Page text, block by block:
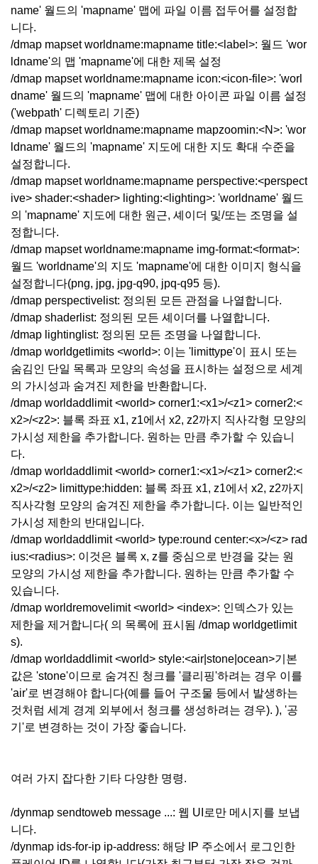
name' 월드의 'mapname' 맵에 파일 이름 접두어를 설정합
니다.
/dmap mapset worldname:mapname title:<label>: 월드 'wor
ldname'의 맵 'mapname'에 대한 제목 설정
/dmap mapset worldname:mapname icon:<icon-file>: 'worl
dname' 월드의 'mapname' 맵에 대한 아이콘 파일 이름 설정
('webpath' 디렉토리 기준)
/dmap mapset worldname:mapname mapzoomin:<N>: 'wor
ldname' 월드의 'mapname' 지도에 대한 지도 확대 수준을
설정합니다.
/dmap mapset worldname:mapname perspective:<perspect
ive> shader:<shader> lighting:<lighting>: 'worldname' 월드
의 'mapname' 지도에 대한 원근, 셰이더 및/또는 조명을 설
정합니다.
/dmap mapset worldname:mapname img-format:<format>:
월드 'worldname'의 지도 'mapname'에 대한 이미지 형식을
설정합니다(png, jpg, jpg-q90, jpq-q95 등).
/dmap perspectivelist: 정의된 모든 관점을 나열합니다.
/dmap shaderlist: 정의된 모든 셰이더를 나열합니다.
/dmap lightinglist: 정의된 모든 조명을 나열합니다.
/dmap worldgetlimits <world>: 이는 'limittype'이 표시 또는
숨김인 단일 목록과 모양의 속성을 표시하는 설정으로 세계
의 가시성과 숨겨진 제한을 반환합니다.
/dmap worldaddlimit <world> corner1:<x1>/<z1> corner2:<
x2>/<z2>: 블록 좌표 x1, z1에서 x2, z2까지 직사각형 모양의
가시성 제한을 추가합니다. 원하는 만큼 추가할 수 있습니
다.
/dmap worldaddlimit <world> corner1:<x1>/<z1> corner2:<
x2>/<z2> limittype:hidden: 블록 좌표 x1, z1에서 x2, z2까지
직사각형 모양의 숨겨진 제한을 추가합니다. 이는 일반적인
가시성 제한의 반대입니다.
/dmap worldaddlimit <world> type:round center:<x>/<z> rad
ius:<radius>: 이것은 블록 x, z를 중심으로 반경을 갖는 원
모양의 가시성 제한을 추가합니다. 원하는 만큼 추가할 수
있습니다.
/dmap worldremovelimit <world> <index>: 인덱스가 있는
제한을 제거합니다( 의 목록에 표시됨 /dmap worldgetlimit
s).
/dmap worldaddlimit <world> style:<air|stone|ocean>기본
값은 'stone'이므로 숨겨진 청크를 '클리핑'하려는 경우 이를
'air'로 변경해야 합니다(예를 들어 구조물 등에서 발생하는
것처럼 세계 경계 외부에서 청크를 생성하려는 경우). ), '공
기'로 변경하는 것이 가장 좋습니다.
여러 가지 잡다한 기타 다양한 명령.
/dynmap sendtoweb message ...: 웹 UI로만 메시지를 보냅
니다.
/dynmap ids-for-ip ip-address: 해당 IP 주소에서 로그인한